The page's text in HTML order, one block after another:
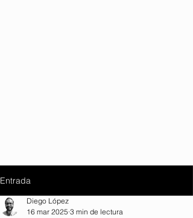
Entrada
Diego López
16 mar 2025 3 min de lectura